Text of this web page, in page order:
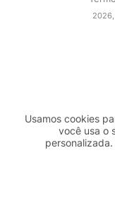
Usamos cookies
você usa o